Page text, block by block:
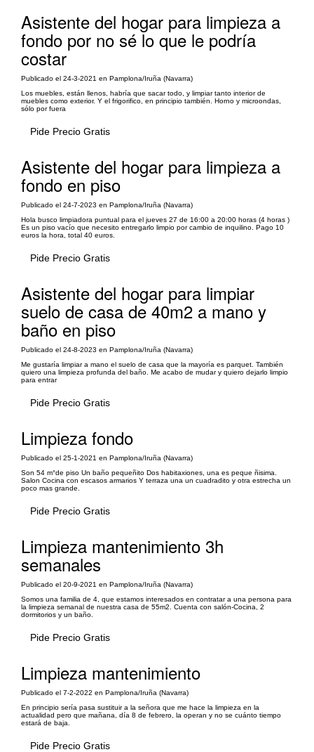
Asistente del hogar para limpieza a
fondo por no sé lo que le podría
costar
Publicado el 24-3-2021 en Pamplona/Iruña (Navarra)
Los muebles, están llenos, habría que sacar todo, y limpiar tanto interior de
muebles como exterior. Y el frigorifico, en principio también. Horno y microondas,
sólo por fuera
Pide Precio Gratis
Asistente del hogar para limpieza a
fondo en piso
Publicado el 24-7-2023 en Pamplona/Iruña (Navarra)
Hola busco limpiadora puntual para el jueves 27 de 16:00 a 20:00 horas (4 horas )
Es un piso vacío que necesito entregarlo limpio por cambio de inquilino. Pago 10
euros la hora, total 40 euros.
Pide Precio Gratis
Asistente del hogar para limpiar
suelo de casa de 40m2 a mano y
baño en piso
Publicado el 24-8-2023 en Pamplona/Iruña (Navarra)
Me gustaría limpiar a mano el suelo de casa que la mayoría es parquet. También
quiero una limpieza profunda del baño. Me acabo de mudar y quiero dejarlo limpio
para entrar
Pide Precio Gratis
Limpieza fondo
Publicado el 25-1-2021 en Pamplona/Iruña (Navarra)
Son 54 m°de piso Un baño pequeñito Dos habitaxiones, una es peque ñisima.
Salon Cocina con escasos armarios Y terraza una un cuadradito y otra estrecha un
poco mas grande.
Pide Precio Gratis
Limpieza mantenimiento 3h
semanales
Publicado el 20-9-2021 en Pamplona/Iruña (Navarra)
Somos una familia de 4, que estamos interesados en contratar a una persona para
la limpieza semanal de nuestra casa de 55m2. Cuenta con salón-Cocina, 2
dormitorios y un baño.
Pide Precio Gratis
Limpieza mantenimiento
Publicado el 7-2-2022 en Pamplona/Iruña (Navarra)
En principio sería pasa sustituir a la señora que me hace la limpieza en la
actualidad pero que mañana, día 8 de febrero, la operan y no se cuánto tiempo
estará de baja.
Pide Precio Gratis